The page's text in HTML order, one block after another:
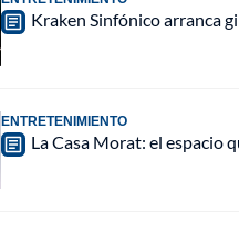
Kraken Sinfónico arranca
ENTRETENIMIENTO
La Casa Morat: el espacio